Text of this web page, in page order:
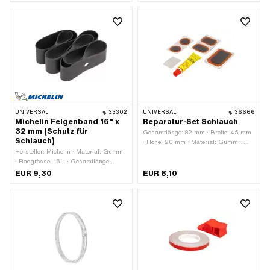
UNIVERSAL 33302
Michelin Felgenband 16" x
32 mm (Schutz für
Schlauch)
Hersteller: Michelin · Material: Gummi
· Radgrösse: 16 " · Gesamtlänge:
1050 mm · Breite: 32 mm · Farbe:
schwarz
EUR 9,30
UNIVERSAL 36666
Reparatur-Set Schlauch
Gesamtlänge: 82 mm · Breite: 45 mm
· Höhe: 20 mm · Material: Gummi ·
EUR 8,10